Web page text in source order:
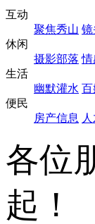
互动
聚焦秀山 镜
休闲
摄影部落 情
生活
幽默灌水 百
便民
房产信息
各位
起！